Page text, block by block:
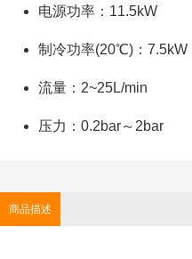
电源功率：11.5kW
制冷功率(20℃)：7.5kW
流量：2~25L/min
压力：0.2bar～2bar
商品描述